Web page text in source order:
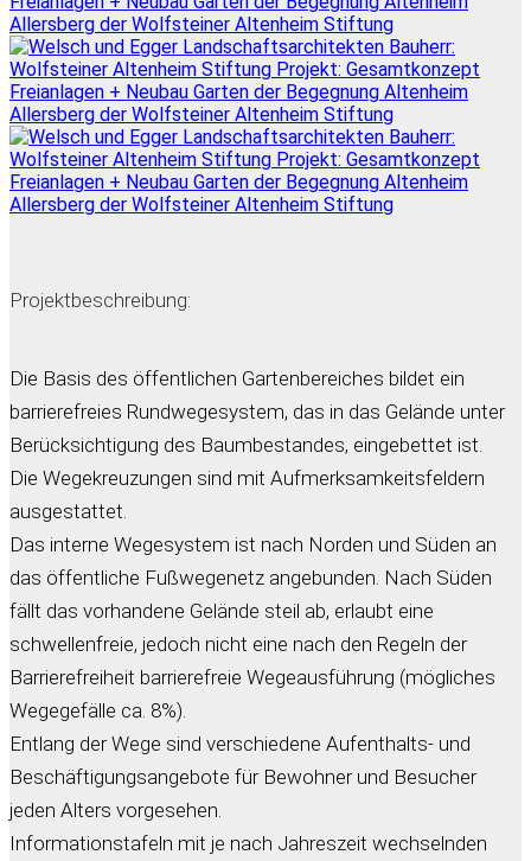
Projektbeschreibung:
Die Basis des öffentlichen Gartenbereiches bildet ein
barrierefreies Rundwegesystem, das in das Gelände unter
Berücksichtigung des Baumbestandes, eingebettet ist.
Die Wegekreuzungen sind mit Aufmerksamkeitsfeldern
ausgestattet.
Das interne Wegesystem ist nach Norden und Süden an
das öffentliche Fußwegenetz angebunden. Nach Süden
fällt das vorhandene Gelände steil ab, erlaubt eine
schwellenfreie, jedoch nicht eine nach den Regeln der
Barrierefreiheit barrierefreie Wegeausführung (mögliches
Wegegefälle ca. 8%).
Entlang der Wege sind verschiedene Aufenthalts- und
Beschäftigungsangebote für Bewohner und Besucher
jeden Alters vorgesehen.
Informationstafeln mit je nach Jahreszeit wechselnden